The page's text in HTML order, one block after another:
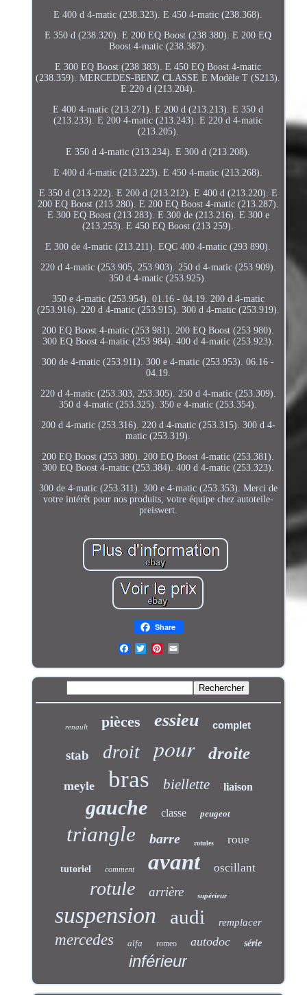
E 400 d 4-matic (238.323). E 450 4-matic (238.368).
E 350 d (238.320). E 200 EQ Boost (238 380). E 200 EQ
Boost 4-matic (238.387).
E 300 EQ Boost (238 383). E 450 EQ Boost 4-matic
(238.359). MERCEDES-BENZ CLASSE E Modèle T (S213).
E 220 d (213.204).
E 400 4-matic (213.271). E 200 d (213.213). E 350 d
(213.233). E 200 4-matic (213.243). E 220 d 4-matic
(213.205).
E 350 d 4-matic (213.234). E 300 d (213.208).
E 400 d 4-matic (213.223). E 450 4-matic (213.268).
E 350 d (213.222). E 200 d (213.212). E 400 d (213.220). E
200 EQ Boost (213 280). E 200 EQ Boost 4-matic (213.287).
E 300 EQ Boost (213 283). E 300 de (213.216). E 300 e
(213.253). E 450 EQ Boost (213 259).
E 300 de 4-matic (213.211). EQC 400 4-matic (293 890).
220 d 4-matic (253.905, 253.903). 250 d 4-matic (253.909).
350 d 4-matic (253.925).
350 e 4-matic (253.954). 01.16 - 04.19. 200 d 4-matic
(253.916). 220 d 4-matic (253.915). 300 d 4-matic (253.919).
200 EQ Boost 4-matic (253 981). 200 EQ Boost (253 980).
300 EQ Boost 4-matic (253 984). 400 d 4-matic (253.923).
300 de 4-matic (253.911). 300 e 4-matic (253.953). 06.16 -
04.19.
220 d 4-matic (253.303, 253.305). 250 d 4-matic (253.309).
350 d 4-matic (253.325). 350 e 4-matic (253.354).
200 d 4-matic (253.316). 220 d 4-matic (253.315). 300 d 4-
matic (253.319).
200 EQ Boost (253 380). 200 EQ Boost 4-matic (253.381).
300 EQ Boost 4-matic (253.384). 400 d 4-matic (253.323).
300 de 4-matic (253.311). 300 e 4-matic (253.353). Merci de
votre intérêt pour nos produits, votre équipe chez autoteile-
preiswert.
Share
renault pièces essieu complet
stab droit pour droite
meyle bras biellette liaison
gauche classe peugeot
triangle barre rotules roue
tutoriel comment avant oscillant
rotule arrière supérieur
suspension audi remplacer
mercedes alfa romeo autodoc série
inférieur